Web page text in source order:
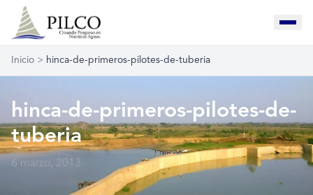
Inicio > hinca-de-primeros-pilotes-de-tuberia
hinca-de-primeros-pilotes-de-
tuberia
6 marzo, 2013